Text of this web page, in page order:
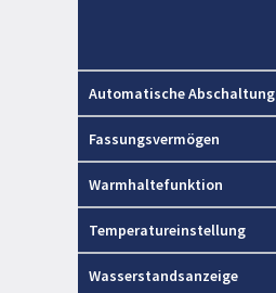
Automatische Abschaltung
Fassungsvermögen
Warmhaltefunktion
Temperatureinstellung
Wasserstandsanzeige